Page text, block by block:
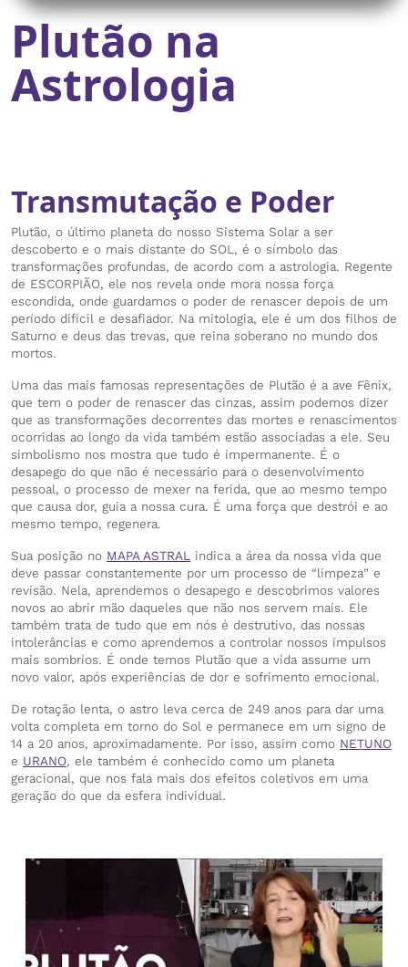
Plutão na
Astrologia
Transmutação e Poder
Plutão, o último planeta do nosso Sistema Solar a ser
descoberto e o mais distante do SOL, é o símbolo das
transformações profundas, de acordo com a astrologia. Regente
de ESCORPIÃO, ele nos revela onde mora nossa força
escondida, onde guardamos o poder de renascer depois de um
período difícil e desafiador. Na mitologia, ele é um dos filhos de
Saturno e deus das trevas, que reina soberano no mundo dos
mortos.
Uma das mais famosas representações de Plutão é a ave Fênix,
que tem o poder de renascer das cinzas, assim podemos dizer
que as transformações decorrentes das mortes e renascimentos
ocorridas ao longo da vida também estão associadas a ele. Seu
simbolismo nos mostra que tudo é impermanente. É o
desapego do que não é necessário para o desenvolvimento
pessoal, o processo de mexer na ferida, que ao mesmo tempo
que causa dor, guia a nossa cura. É uma força que destrói e ao
mesmo tempo, regenera.
Sua posição no MAPA ASTRAL indica a área da nossa vida que
deve passar constantemente por um processo de “limpeza” e
revisão. Nela, aprendemos o desapego e descobrimos valores
novos ao abrir mão daqueles que não nos servem mais. Ele
também trata de tudo que em nós é destrutivo, das nossas
intolerâncias e como aprendemos a controlar nossos impulsos
mais sombrios. É onde temos Plutão que a vida assume um
novo valor, após experiências de dor e sofrimento emocional.
De rotação lenta, o astro leva cerca de 249 anos para dar uma
volta completa em torno do Sol e permanece em um signo de
14 a 20 anos, aproximadamente. Por isso, assim como NETUNO
e URANO, ele também é conhecido como um planeta
geracional, que nos fala mais dos efeitos coletivos em uma
geração do que da esfera individual.